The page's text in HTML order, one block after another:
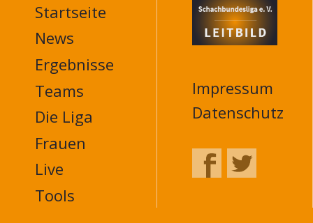
MAIN
NAVIGATION
FOOTER
Startseite
News
Ergebnisse
Teams
Die Liga
Frauen
Live
Tools
Impressum
Datenschutz